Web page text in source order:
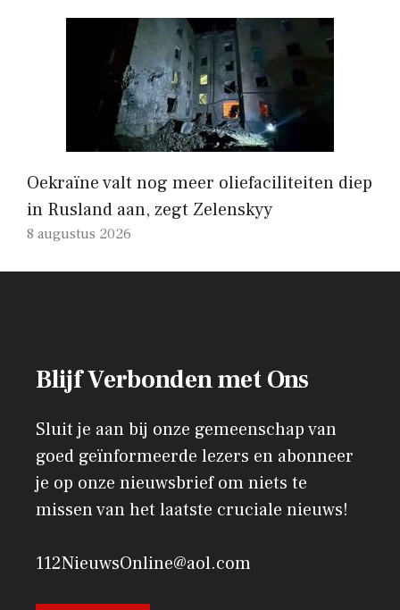
Oekraïne valt nog meer oliefaciliteiten diep
in Rusland aan, zegt Zelenskyy
8 augustus 2026
Blijf Verbonden met Ons
Sluit je aan bij onze gemeenschap van
goed geïnformeerde lezers en abonneer
je op onze nieuwsbrief om niets te
missen van het laatste cruciale nieuws!
112NieuwsOnline@aol.com